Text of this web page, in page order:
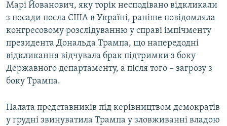
Марі Йованович, яку торік несподівано відкликали
з посади посла США в Україні, раніше повідомляла
конгресовому розслідуванню у справі імпічменту
президента Дональда Трампа, що напередодні
відкликання відчувала брак підтримки з боку
Державного департаменту, а після того – загрозу з
боку Трампа.
Палата представників під керівництвом демократів
у грудні звинуватила Трампа у зловживанні владою